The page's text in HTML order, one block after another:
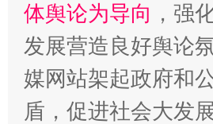
体舆论为导向 ，强
发展营造良好舆论
媒网站架起政府和
盾，促进社会大发